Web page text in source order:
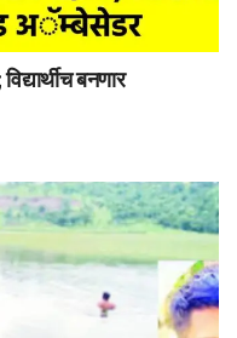
बनणार